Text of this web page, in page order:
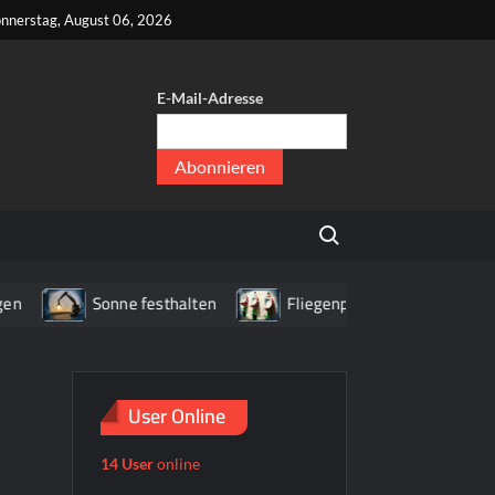
August 06, 2026
E-Mail-Adresse
Search for:
Sonne festhalten Fliegenpilz WC
User Online
14 Useronline